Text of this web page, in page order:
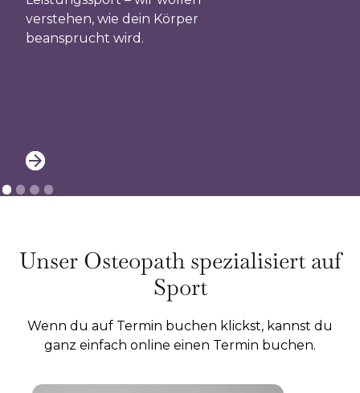
verstehen, wie dein Körper
beansprucht wird.
Unser Osteopath spezialisiert auf
Sport
Wenn du auf Termin buchen klickst, kannst du
ganz einfach online einen Termin buchen.